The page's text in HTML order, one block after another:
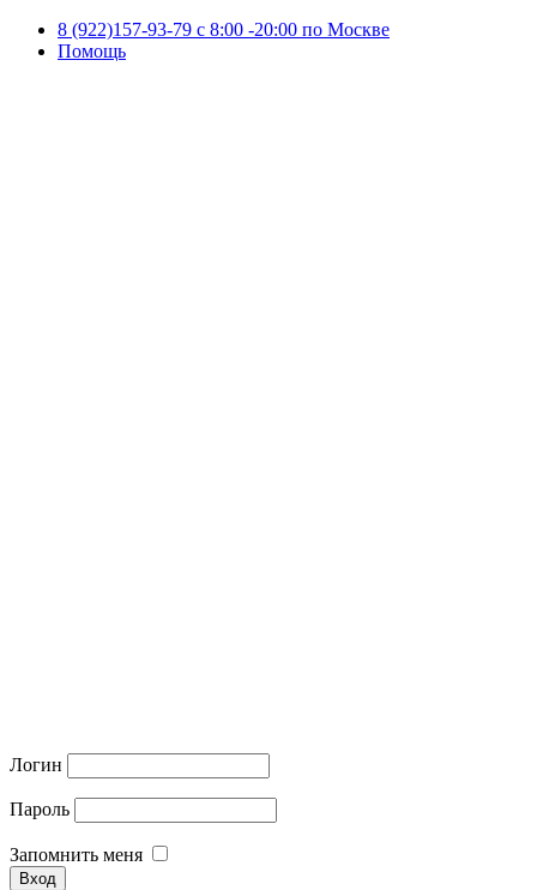
8 (922)157-93-79 c 8:00 -20:00 по Москве
Помощь
Логин
Пароль
Запомнить меня